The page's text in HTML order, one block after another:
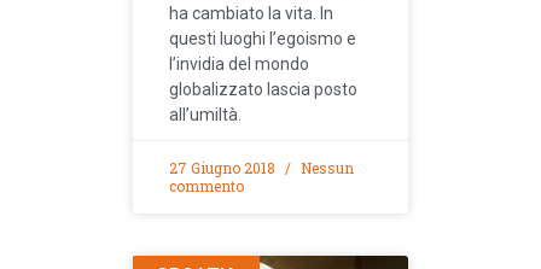
ha cambiato la vita. In
questi luoghi l’egoismo e
l’invidia del mondo
globalizzato lascia posto
all’umiltà.
27 Giugno 2018
Nessun
commento